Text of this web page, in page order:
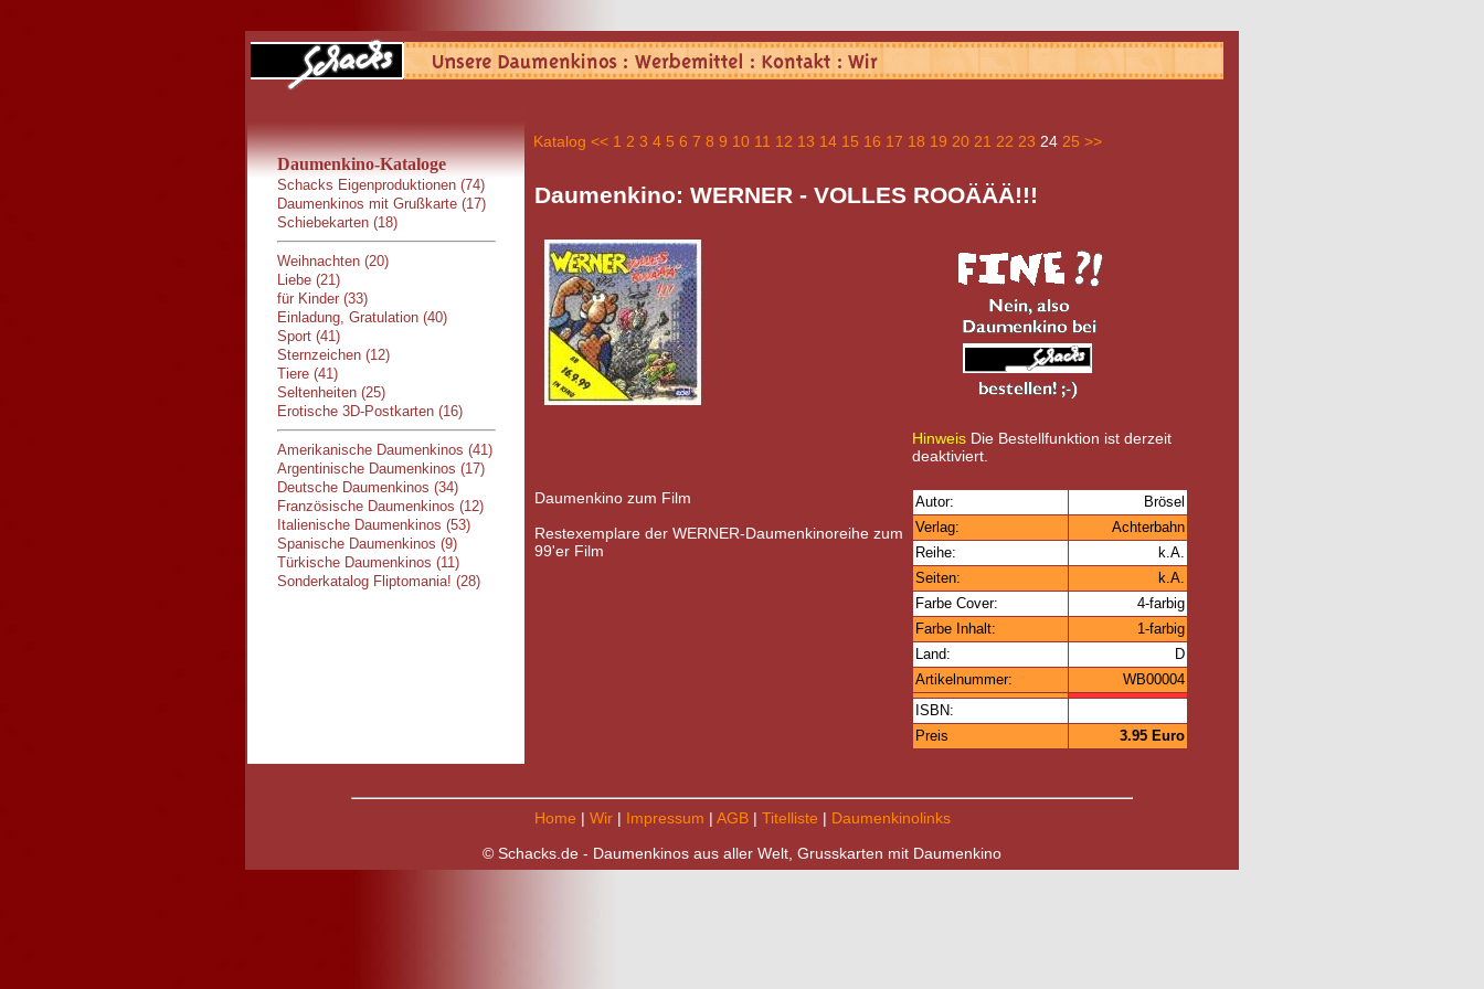
Daumenkino-Kataloge
Schacks Eigenproduktionen (74)
Daumenkinos mit Grußkarte (17)
Schiebekarten (18)
Weihnachten (20)
Liebe (21)
für Kinder (33)
Einladung, Gratulation (40)
Sport (41)
Sternzeichen (12)
Tiere (41)
Seltenheiten (25)
Erotische 3D-Postkarten (16)
Amerikanische Daumenkinos (41)
Argentinische Daumenkinos (17)
Deutsche Daumenkinos (34)
Französische Daumenkinos (12)
Italienische Daumenkinos (53)
Spanische Daumenkinos (9)
Türkische Daumenkinos (11)
Sonderkatalog Fliptomania! (28)
Katalog << 1 2 3 4 5 6 7 8 9 10 11 12 13 14 15 16 17 18 19 20 21 22 23 24 25 >>
Daumenkino: WERNER - VOLLES ROOÄÄÄ!!!
Hinweis Die Bestellfunktion ist derzeit
deaktiviert.
Daumenkino zum Film
Restexemplare der WERNER-Daumenkinoreihe zum
99'er Film
Autor:
Brösel
Verlag:
Achterbahn
Reihe:
k.A.
Seiten:
k.A.
Farbe Cover:
4-farbig
Farbe Inhalt:
1-farbig
Land:
D
Artikelnummer:
WB00004
ISBN:
Preis
3.95 Euro
Home | Wir| Impressum | AGB| Titelliste | Daumenkinolinks
© Schacks.de - Daumenkinos aus aller Welt, Grusskarten mit Daumenkino